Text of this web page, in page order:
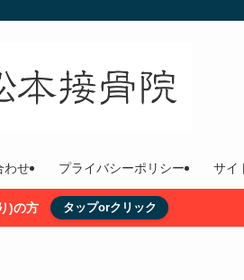
わせ プライバシーポリシー サイ
)の方 タップorクリック